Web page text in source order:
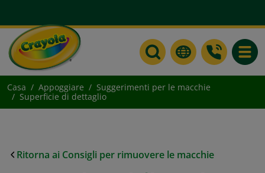
Casa Appoggiare
Suggerimenti per le macchie
Superficie di dettaglio
Ritorna ai Consigli per rimuovere le macchie